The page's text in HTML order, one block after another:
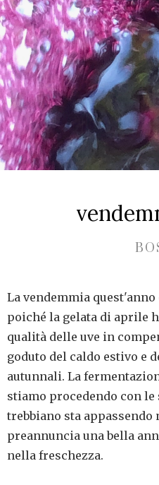
La vendemmia quest'anno
poiché la gelata di aprile
qualità delle uve in
goduto del caldo estivo e
autunnali. La
stiamo procedendo con
trebbiano sta
preannuncia una bella
nella freschezza.